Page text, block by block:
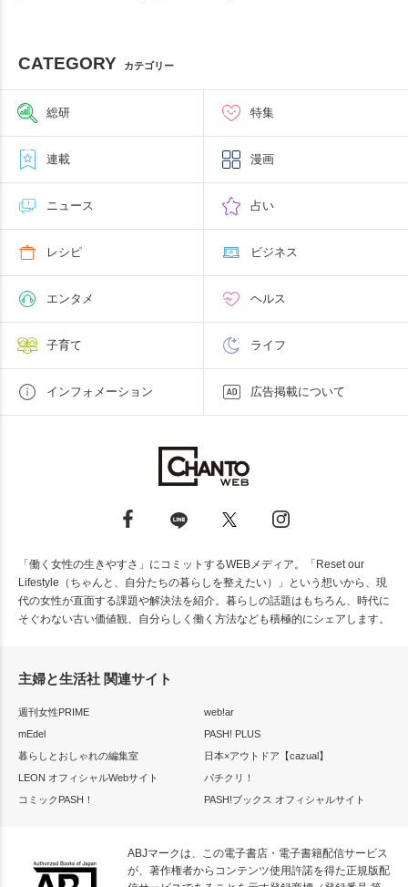
CATEGORY カテゴリー
総研 特集
連載 漫画
ニュース 占い
レシピ ビジネス
エンタメ ヘルス
子育て ライフ
インフォメーション 広告掲載について
「働く女性の生きやすさ」にコミットするWEBメディア。「Reset our
Lifestyle（ちゃんと、自分たちの暮らしを整えたい）」という想いから、現
代の女性が直面する課題や解決法を紹介。暮らしの話題はもちろん、時代に
そぐわない古い価値観、自分らしく働く方法なども積極的にシェアします。
主婦と生活社 関連サイト
週刊女性PRIME
web!ar
mEdel
PASH! PLUS
暮らしとおしゃれの編集室
日本×アウトドア【cazual】
LEON オフィシャルWebサイト
パチクリ！
コミックPASH！
PASH!ブックス オフィシャルサイト
ABJマークは、この電子書店・電子書籍配信サービス
が、著作権者からコンテンツ使用許諾を得た正規版配